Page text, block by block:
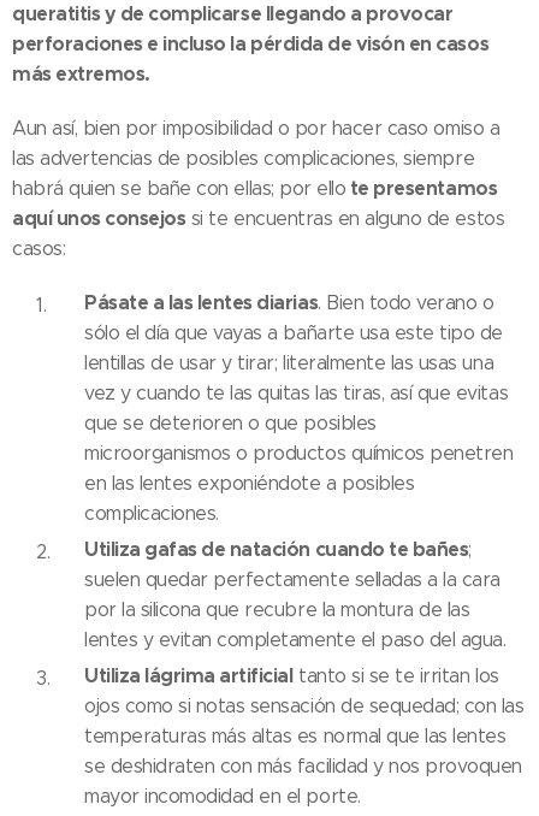
queratitis y de complicarse llegando a provocar
perforaciones e incluso la pérdida de visón en casos
más extremos.
Aun así, bien por imposibilidad o por hacer caso omiso a
las advertencias de posibles complicaciones, siempre
habrá quien se bañe con ellas; por ello te presentamos
aquí unos consejossi te encuentras en alguno de estos
casos:
Pásate a las lentes diarias. Bien todo verano o
sólo el día que vayas a bañarte usa este tipo de
lentillas de usar y tirar; literalmente las usas una
vez y cuando te las quitas las tiras, así que evitas
que se deterioren o que posibles
microorganismos o productos químicos penetren
en las lentes exponiéndote a posibles
complicaciones.
Utiliza gafas de natación cuando te bañes;
suelen quedar perfectamente selladas a la cara
por la silicona que recubre la montura de las
lentes y evitan completamente el paso del agua.
Utiliza lágrima artificial tanto si se te irritan los
ojos como si notas sensación de sequedad; con las
temperaturas más altas es normal que las lentes
se deshidraten con más facilidad y nos provoquen
mayor incomodidad en el porte.